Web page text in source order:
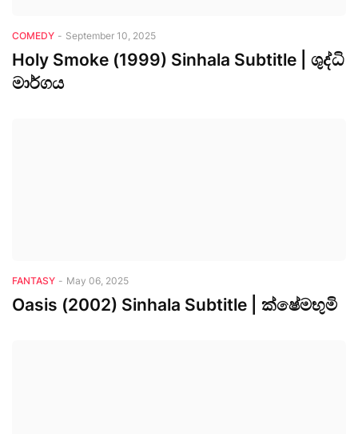
COMEDY - September 10, 2025
Holy Smoke (1999) Sinhala Subtitle | ශුද්ධි
මාර්ගය
FANTASY - May 06, 2025
Oasis (2002) Sinhala Subtitle | ක්ෂේමභුමි